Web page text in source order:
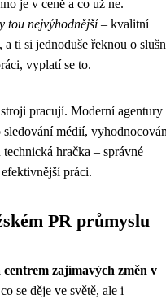
je v ceně a co už ne.
tou nejvýhodnější– kvalitní
ti si jednoduše řeknou o
vyplatí se to.
pracují. Moderní agentury
médií,
hračka – správné
práci.
PR průmyslu
centrem zajímavých změn v
se děje ve světě, ale i